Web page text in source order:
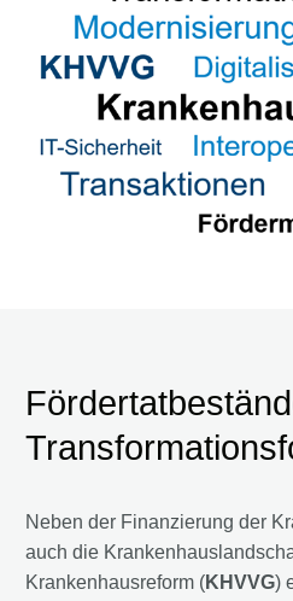
Neben der Finanzierung der
auch die
Krankenhausreform (KHVVG)